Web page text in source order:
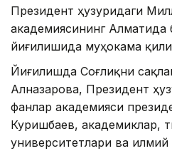
Президент ҳузуридаги
академиясининг Алматида
йиғилишида муҳокама
Йиғилишда Соғлиқни
Алназарова, Президент
фанлар академияси
Куришбаев, академиклар,
университетлари ва